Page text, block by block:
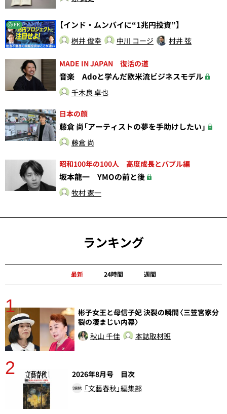
PR 【インド・ムンバイに“1兆円投資”】
桝井 俊幸 中川 コージ 村井 弦
MADE IN JAPAN 復活の道
音楽 Adoと学んだ欧米流ビジネスモデル
千木良 卓也
日本の顔
藤倉 尚「アーティストの夢を手助けしたい」
藤倉 尚
昭和100年の100人 高度成長とバブル編
坂本龍一 YMOの前と後
牧村 憲一
ランキング
最新 24時間 週間
1
彬子女王と母信子妃 決裂の瞬間〈三笠宮家分
裂の凄まじい内幕〉
秋山 千佳
本誌取材班
2
2026年8月号 目次
「文藝春秋」編集部